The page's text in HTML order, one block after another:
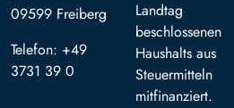
09599 Freiberg
Telefon: +49
3731 39 0
Landtag
beschlossenen
Haushalts aus
Steuermitteln
mitfinanziert.